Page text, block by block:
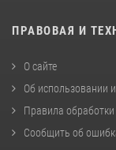
ПРАВОВАЯ И
О сайте
Об использовании
Правила
Сообщить об